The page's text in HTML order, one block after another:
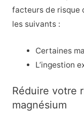
facteurs de risque
les suivants :
Certaines
L’ingestion
Réduire votre
magnésium